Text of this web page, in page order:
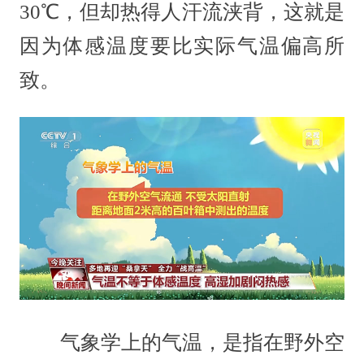
30℃，但却热得人汗流浃背，这就是
因为体感温度要比实际气温偏高所
致。
气象学上的气温，是指在野外空